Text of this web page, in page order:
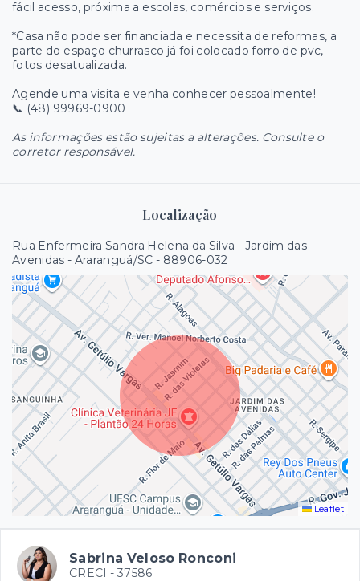
fácil acesso, próxima a escolas, comércios e serviços.
*Casa não pode ser financiada e necessita de reformas, a
parte do espaço churrasco já foi colocado forro de pvc,
fotos desatualizada.
Agende uma visita e venha conhecer pessoalmente!
📞 (48) 99969-0900
As informações estão sujeitas a alterações. Consulte o
corretor responsável.
Localização
Rua Enfermeira Sandra Helena da Silva - Jardim das
Avenidas - Araranguá/SC - 88906-032
Leaflet
Sabrina Veloso Ronconi
CRECI - 37586